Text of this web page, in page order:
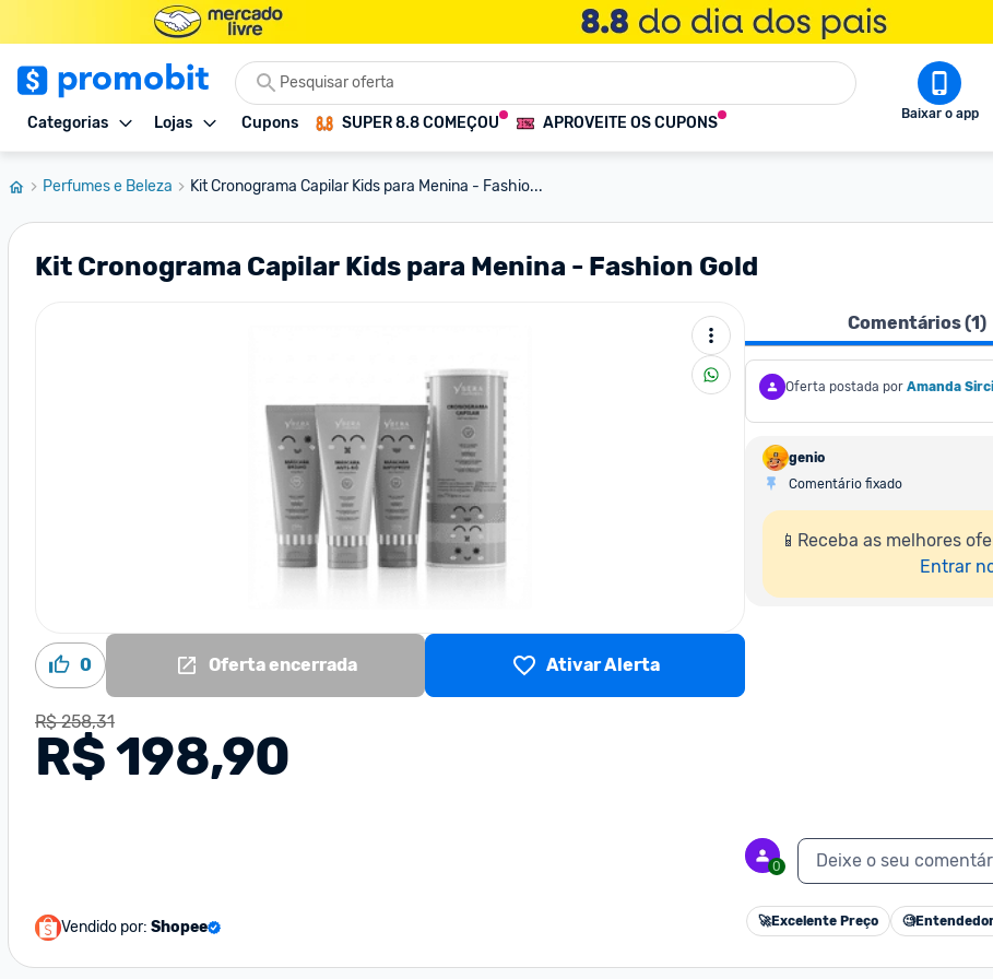
Categorias Lojas Cupons SUPER 8.8 COMEÇOU APROVEITE OS CUPONS Baixar o app
Perfumes e Beleza Kit Cronograma Capilar Kids para Menina - Fashio...
Kit Cronograma Capilar Kids para Menina - Fashion Gold
0 Oferta encerrada Ativar Alerta
R$ 258,31
R$ 198,90
Vendido por: Shopee
Comentários (1)
Oferta postada por Amanda
genio
Comentário fixado
📱Receba as melhores
Entrar
0 Deixe o seu
🚀Excelente Preço 🧐